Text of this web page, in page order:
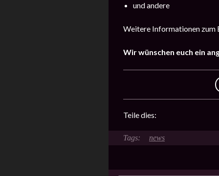
und andere
Weitere Informationen zum
Wir wünschen euch ein
Teile dies:
news